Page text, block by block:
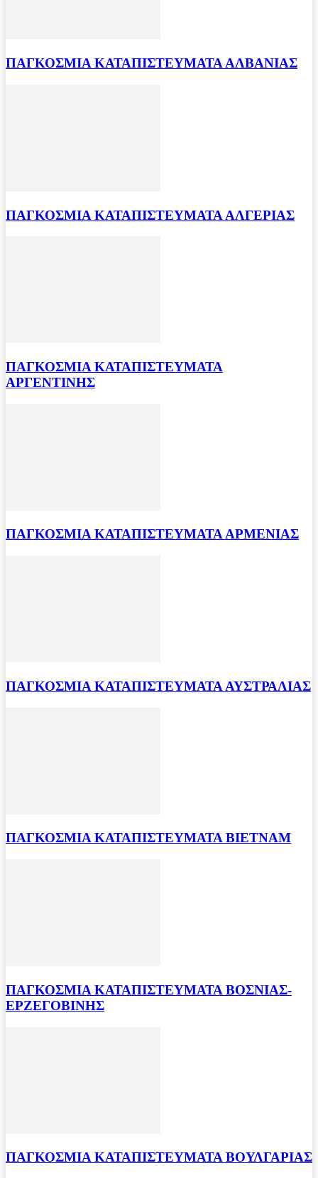
ΠΑΓΚΟΣΜΙΑ ΚΑΤΑΠΙΣΤΕΥΜΑΤΑ ΑΛΒΑΝΙΑΣ
ΠΑΓΚΟΣΜΙΑ ΚΑΤΑΠΙΣΤΕΥΜΑΤΑ ΑΛΓΕΡΙΑΣ
ΠΑΓΚΟΣΜΙΑ ΚΑΤΑΠΙΣΤΕΥΜΑΤΑ
ΑΡΓΕΝΤΙΝΗΣ
ΠΑΓΚΟΣΜΙΑ ΚΑΤΑΠΙΣΤΕΥΜΑΤΑ ΑΡΜΕΝΙΑΣ
ΠΑΓΚΟΣΜΙΑ ΚΑΤΑΠΙΣΤΕΥΜΑΤΑ ΑΥΣΤΡΑΛΙΑΣ
ΠΑΓΚΟΣΜΙΑ ΚΑΤΑΠΙΣΤΕΥΜΑΤΑ ΒΙΕΤΝΑΜ
ΠΑΓΚΟΣΜΙΑ ΚΑΤΑΠΙΣΤΕΥΜΑΤΑ ΒΟΣΝΙΑΣ-
ΕΡΖΕΓΟΒΙΝΗΣ
ΠΑΓΚΟΣΜΙΑ ΚΑΤΑΠΙΣΤΕΥΜΑΤΑ ΒΟΥΛΓΑΡΙΑΣ